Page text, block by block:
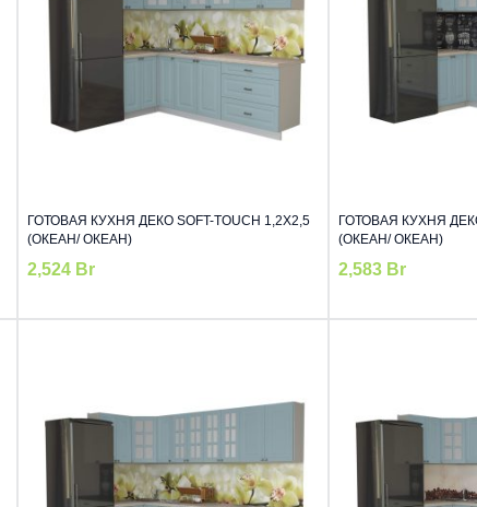
ГОТОВАЯ КУХНЯ ДЕКО SOFT-TOUCH 1,2Х2,5
(ОКЕАН/ ОКЕАН)
2,524 Br
ГОТОВАЯ КУХНЯ
(ОКЕАН/ ОКЕАН)
2,583 Br